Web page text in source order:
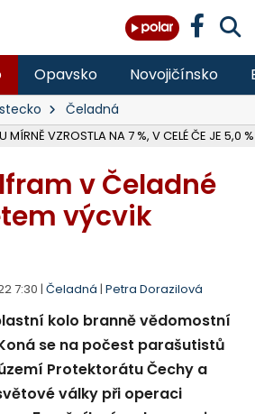
Opavsko Novojičínsko
Čeladná
VZROSTLA NA 7 %, V CELÉ ČE JE 5,0 %
v Čeladné
výcvik
7:30 | Čeladná | Petra Dorazilová
kolo branně vědomostní
se na počest parašutistů
Protektorátu Čechy a
války při operaci